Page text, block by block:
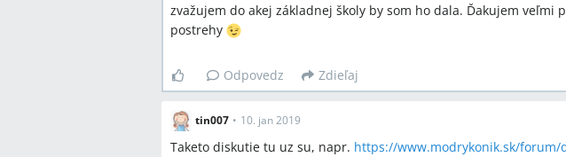
zvažujem do akej základnej školy by som ho dala. Ďakujem veľmi
postrehy
Odpovedz Zdieľaj
tin007 • 10. jan 2019
Taketo diskutie tu uz su, napr. https://www.modrykonik.sk/forum/